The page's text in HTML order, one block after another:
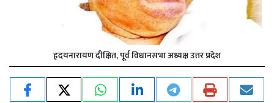
हृदयनारायण दीक्षित, पूर्व विधानसभा अध्यक्ष उत्तर प्रदेश